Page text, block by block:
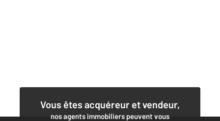
Vous êtes acquéreur et vendeur,
nos agents immobiliers peuvent vous